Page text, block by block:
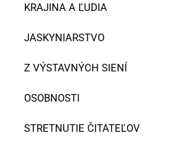
KRAJINA A ĽUDIA
JASKYNIARSTVO
Z VÝSTAVNÝCH SIENÍ
OSOBNOSTI
STRETNUTIE ČITATEĽOV